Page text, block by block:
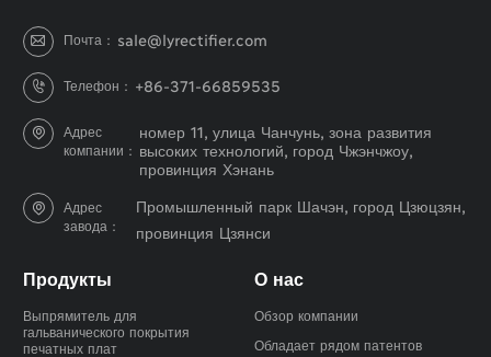
 Почта： sale@lyrectifier.com
 Телефон： +86-371-66859535

Адрес
компании：
номер 11, улица Чанчунь, зона развития
высоких технологий, город Чжэнчжоу,
провинция Хэнань

Адрес
завода：
Промышленный парк Шачэн, город Цзюцзян,
провинция Цзянси
Продукты
Выпрямитель для
гальванического покрытия
печатных плат
О нас
Обзор компании
Обладает рядом патентов